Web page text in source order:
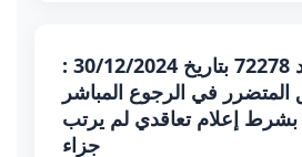
قرار تعقيبي عدد 72278 بتاريخ 30/12/2024 :
في الرجوع المباشر
إعلام تعاقدي لم يرتب
جزاء